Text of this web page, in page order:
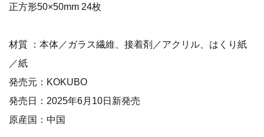
正方形50×50mm 24枚
材質 ：本体／ガラス繊維、接着剤／アクリル、はくり紙
／紙
発売元：KOKUBO
発売日：2025年6月10日新発売
原産国：中国